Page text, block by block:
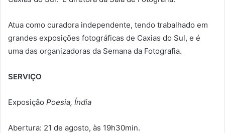
Atua como curadora independente, tendo trabalhado em
grandes exposições fotográficas de Caxias do Sul, e é
uma das organizadoras da Semana da Fotografia.
SERVIÇO
Exposição Poesia, Índia
Abertura: 21 de agosto, às 19h30min.